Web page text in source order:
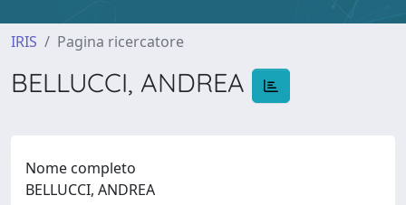
IRIS Pagina ricercatore
BELLUCCI, ANDREA
Nome completo
BELLUCCI, ANDREA